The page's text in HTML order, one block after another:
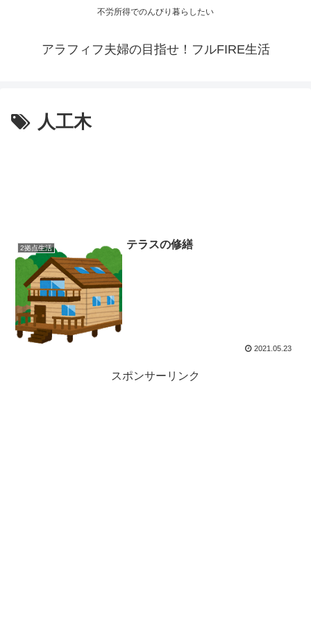
不労所得でのんびり暮らしたい
アラフィフ夫婦の目指せ！フルFIRE生活
人工木
2拠点生活 テラスの修繕
2021.05.23
スポンサーリンク